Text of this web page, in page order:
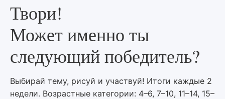
Твори!
Может именно ты
следующий победитель?
Выбирай тему, рисуй и участвуй! Итоги каждые 2
недели. Возрастные категории: 4–6, 7–10, 11–14, 15–